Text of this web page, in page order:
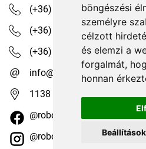
böngészési
személyre
célzott
és elemzi a
forgalmát,
honnan
(+36) 30 535 4503
(+36) 1 329 7472
(+36) 1 350 1236
info@robotex.hu
1138 Budapest, Tomori köz
@robotexhungary
@robotexkiadoiuzletag